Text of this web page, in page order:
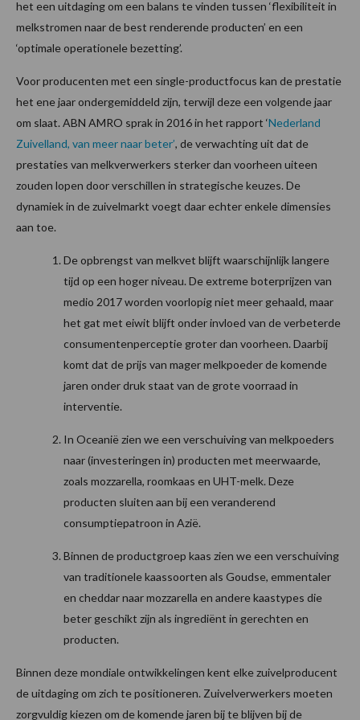
het een uitdaging om een balans te vinden tussen ‘flexibiliteit in
melkstromen naar de best renderende producten’ en een
‘optimale operationele bezetting’.
Voor producenten met een single-productfocus kan de prestatie
het ene jaar ondergemiddeld zijn, terwijl deze een volgende jaar
om slaat. ABN AMRO sprak in 2016 in het rapport ‘Nederland
Zuivelland, van meer naar beter’, de verwachting uit dat de
prestaties van melkverwerkers sterker dan voorheen uiteen
zouden lopen door verschillen in strategische keuzes. De
dynamiek in de zuivelmarkt voegt daar echter enkele dimensies
aan toe.
De opbrengst van melkvet blijft waarschijnlijk langere
tijd op een hoger niveau. De extreme boterprijzen van
medio 2017 worden voorlopig niet meer gehaald, maar
het gat met eiwit blijft onder invloed van de verbeterde
consumentenperceptie groter dan voorheen. Daarbij
komt dat de prijs van mager melkpoeder de komende
jaren onder druk staat van de grote voorraad in
interventie.
In Oceanië zien we een verschuiving van melkpoeders
naar (investeringen in) producten met meerwaarde,
zoals mozzarella, roomkaas en UHT-melk. Deze
producten sluiten aan bij een veranderend
consumptiepatroon in Azië.
Binnen de productgroep kaas zien we een verschuiving
van traditionele kaassoorten als Goudse, emmentaler
en cheddar naar mozzarella en andere kaastypes die
beter geschikt zijn als ingrediënt in gerechten en
producten.
Binnen deze mondiale ontwikkelingen kent elke zuivelproducent
de uitdaging om zich te positioneren. Zuivelverwerkers moeten
zorgvuldig kiezen om de komende jaren bij te blijven bij de